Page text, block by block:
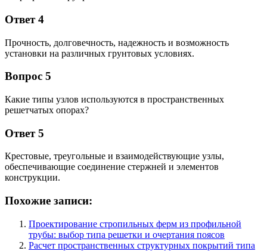
Ответ 4
Прочность, долговечность, надежность и возможность
установки на различных грунтовых условиях.
Вопрос 5
Какие типы узлов используются в пространственных
решетчатых опорах?
Ответ 5
Крестовые, треугольные и взаимодействующие узлы,
обеспечивающие соединение стержней и элементов
конструкции.
Похожие записи:
Проектирование стропильных ферм из профильной
трубы: выбор типа решетки и очертания поясов
Расчет пространственных структурных покрытий типа